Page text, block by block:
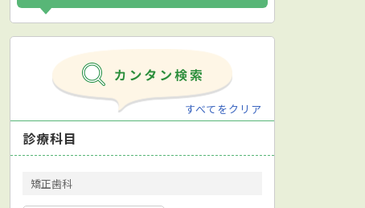
すべてをクリア
診療科目
矯正歯科